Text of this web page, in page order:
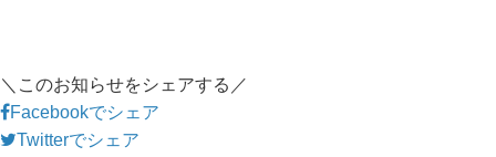
＼このお知らせをシェアする／
Facebookでシェア
Twitterでシェア